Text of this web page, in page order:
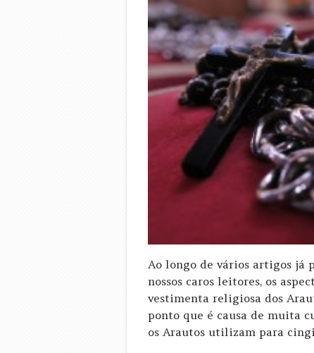
Ao longo de vários artigos já
nossos caros leitores, os
vestimenta religiosa dos
ponto que é causa de muita
os Arautos utilizam para